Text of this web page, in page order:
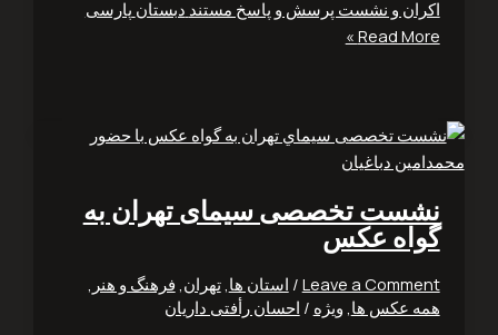
و نشست پرسش و پاسخ مستند‭ ‬دبستان‭ ‬پارسی
Read
تخصصی سيمای تهران به
عكس
Leave a
/استان ها , تهران,فرهنگ و هنر,
عکس ها,ویژه/احسان رأفتی داریان